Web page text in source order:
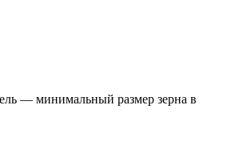
— минимальный размер зерна в